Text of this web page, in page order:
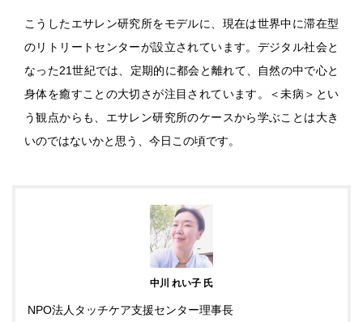
こうしたエサレン研究所をモデルに、現在は世界中に滞在型
のリトリートセンターが設立されています。デジタル社会と
なった21世紀では、定期的に都会と離れて、自然の中で心と
身体を癒すことの大切さが注目されています。＜未病＞とい
う観点からも、エサレン研究所のケースから学ぶことは大き
いのではないかと思う、今日この頃です。
中川 れい子 氏
NPO法人タッチケア支援センター理事長